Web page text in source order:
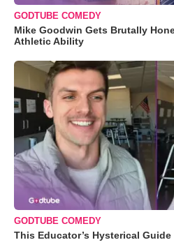
GODTUBE COMEDY
Mike Goodwin Gets Brutally
Athletic Ability
GODTUBE COMEDY
This Educator’s Hysterical